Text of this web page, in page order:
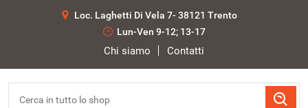
Loc. Laghetti Di Vela 7- 38121 Trento
Lun-Ven 9-12; 13-17
Chi siamo Contatti